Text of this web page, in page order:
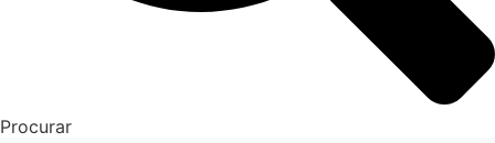
Procurar